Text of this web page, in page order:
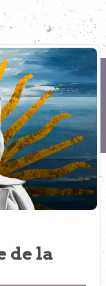
de la